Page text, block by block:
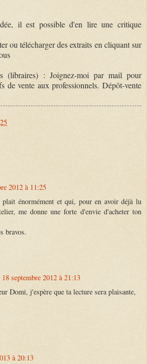
il est possible d'en lire une critique
ou télécharger des extraits en cliquant sur
(libraires) : Joignez-moi par mail pour
de vente aux professionnels. Dépôt-vente
2012 à 11:25
énormément et qui, pour en avoir déjà lu
me donne une forte d'envie d'acheter ton
bravos.
18 septembre 2012 à 21:13
Domi, j'espère que ta lecture sera plaisante,
à 20:13